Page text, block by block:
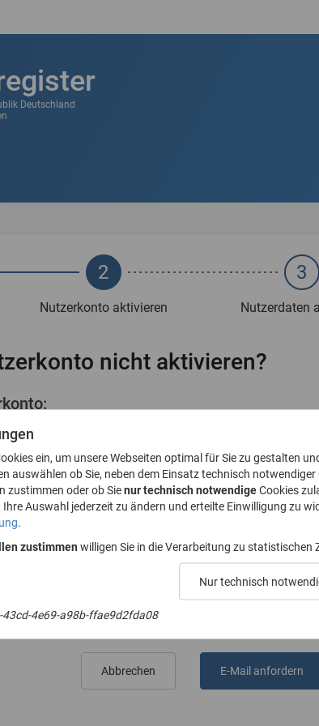
Deutschland
2
Nutzerkonto aktivieren
3
Nutzerdaten
nicht aktivieren?
Aktivierungslink
Adresse an
ein, um unsere Webseiten optimal für Sie zu gestalten
auswählen ob Sie, neben dem Einsatz technisch
zustimmen oder ob Sienur technisch notwendigeCookies
Auswahl jederzeit zu ändern und erteilte Einwilligung zu
.
zustimmen willigen Sie in die Verarbeitung zu statistischen
Nur technisch
43cd-4e69-a98b-ffae9d2fda08